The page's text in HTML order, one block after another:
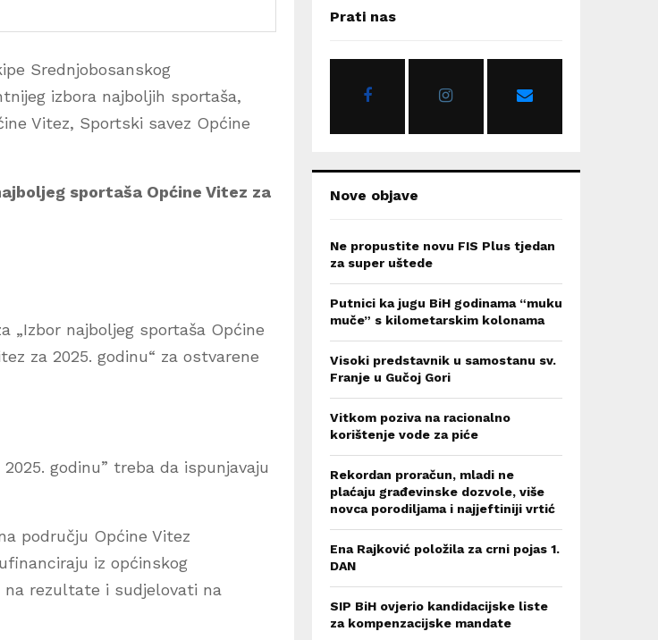
Srednjobosanskog
izbora najboljih sportaša,
Vitez, Sportski savez Općine
sportaša Općine Vitez za
„Izbor najboljeg sportaša Općine
za 2025. godinu“ za ostvarene
godinu” treba da ispunjavaju
području Općine Vitez
iz općinskog
na rezultate i sudjelovati na
h
o
Prati nas
Nove objave
Ne propustite novu FIS Plus tjedan
za super uštede
Putnici ka jugu BiH godinama “muku
muče” s kilometarskim kolonama
Visoki predstavnik u samostanu sv.
Franje u Gučoj Gori
Vitkom poziva na racionalno
korištenje vode za piće
Rekordan proračun, mladi ne
plaćaju građevinske dozvole, više
novca porodiljama i najjeftiniji vrtić
Ena Rajković položila za crni pojas 1.
DAN
SIP BiH ovjerio kandidacijske liste
za kompenzacijske mandate